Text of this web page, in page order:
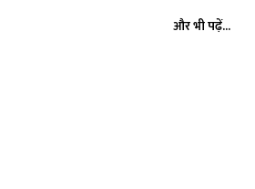
और भी पढ़ें...